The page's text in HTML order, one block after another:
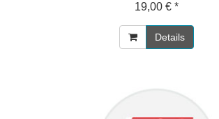
19,00 € *
Details